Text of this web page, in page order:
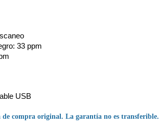
33 ppm
USB
compra original. La garantía no es transferible.